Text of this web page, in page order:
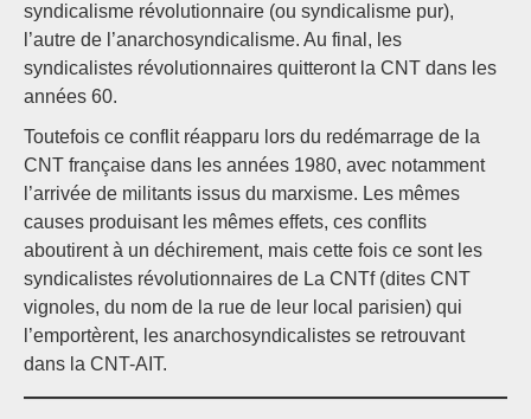
syndicalisme révolutionnaire (ou syndicalisme pur),
l’autre de l’anarchosyndicalisme. Au final, les
syndicalistes révolutionnaires quitteront la CNT dans les
années 60.
Toutefois ce conflit réapparu lors du redémarrage de la
CNT française dans les années 1980, avec notamment
l’arrivée de militants issus du marxisme. Les mêmes
causes produisant les mêmes effets, ces conflits
aboutirent à un déchirement, mais cette fois ce sont les
syndicalistes révolutionnaires de La CNTf (dites CNT
vignoles, du nom de la rue de leur local parisien) qui
l’emportèrent, les anarchosyndicalistes se retrouvant
dans la CNT-AIT.